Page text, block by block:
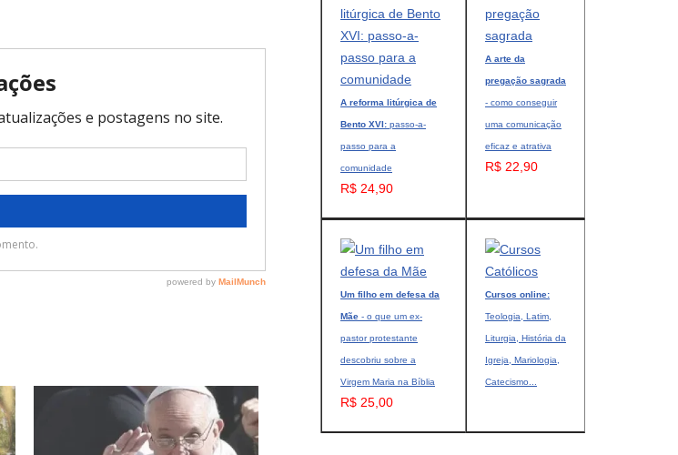
A reforma litúrgica de
Bento XVI: passo-a-
passo para a
comunidade
R$ 24,90
A arte da
pregação sagrada
- como conseguir
uma comunicação
eficaz e atrativa
R$ 22,90
Um filho em defesa da
Mãe - o que um ex-
pastor protestante
descobriu sobre a
Virgem Maria na Bíblia
R$ 25,00
Cursos online:
Teologia, Latim,
Liturgia, História da
Igreja, Mariologia,
Catecismo...